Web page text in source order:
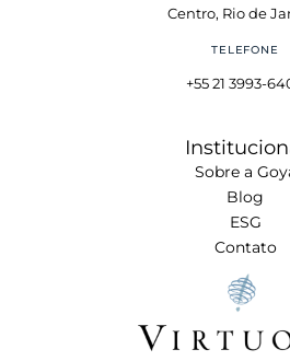
Centro, Rio de
TELEFONE
+55 21 3993-
Sobre a
Blog
ESG
Contato